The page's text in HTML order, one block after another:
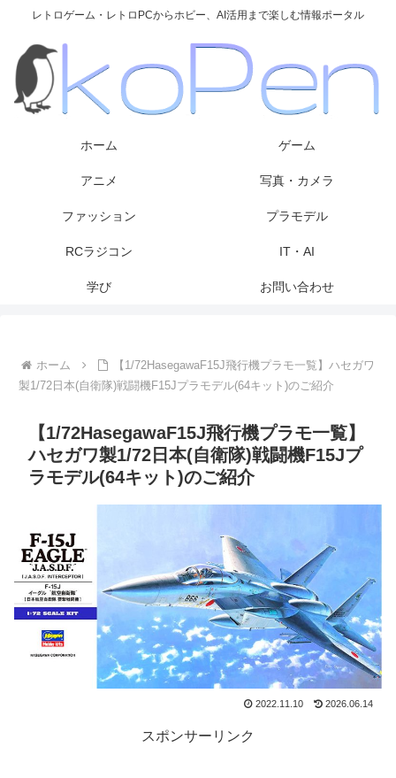
レトロゲーム・レトロPCからホビー、AI活用まで楽しむ情報ポータル
ホーム ゲーム
アニメ 写真・カメラ
ファッション プラモデル
RCラジコン IT・AI
学び お問い合わせ
ホーム
【1/72HasegawaF15J飛行機プラモ一覧】ハセガワ
製1/72日本(自衛隊)戦闘機F15Jプラモデル(64キット)のご紹介
【1/72HasegawaF15J飛行機プラモ一覧】
ハセガワ製1/72日本(自衛隊)戦闘機F15Jプ
ラモデル(64キット)のご紹介
2022.11.10 2026.06.14
スポンサーリンク